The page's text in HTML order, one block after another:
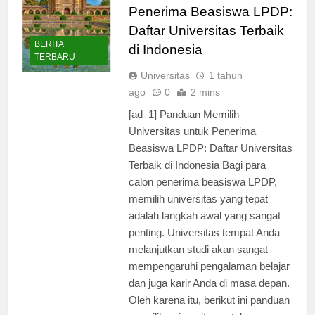
BERITA
TERBARU
Penerima Beasiswa LPDP:
Daftar Universitas Terbaik
di Indonesia
Universitas
1 tahun
ago
0 2 mins
[ad_1] Panduan Memilih
Universitas untuk Penerima
Beasiswa LPDP: Daftar Universitas
Terbaik di Indonesia Bagi para
calon penerima beasiswa LPDP,
memilih universitas yang tepat
adalah langkah awal yang sangat
penting. Universitas tempat Anda
melanjutkan studi akan sangat
mempengaruhi pengalaman belajar
dan juga karir Anda di masa depan.
Oleh karena itu, berikut ini panduan